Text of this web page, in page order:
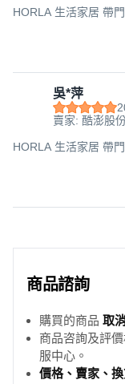
HORLA 生活家居 帶
吳*萍
賣家: 酷澎股
HORLA 生活家居 帶
商品諮詢
購買的商品 取
商品咨詢及評
服中心。
價格、賣家、